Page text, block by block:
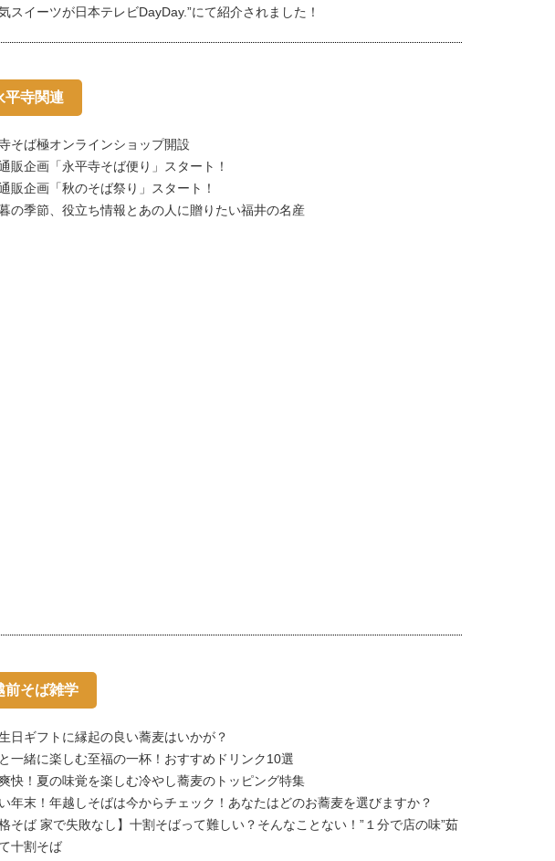
スイーツが日本テレビDayDay.”にて紹介されました！
平寺関連
そば極オンラインショップ開設
販企画「永平寺そば便り」スタート！
販企画「秋のそば祭り」スタート！
の季節、役立ち情報とあの人に贈りたい福井の名産
前そば雑学
日ギフトに縁起の良い蕎麦はいかが？
一緒に楽しむ至福の一杯！おすすめドリンク10選
快！夏の味覚を楽しむ冷やし蕎麦のトッピング特集
年末！年越しそばは今からチェック！あなたはどのお蕎麦を選びますか？
格そば 家で失敗なし】十割そばって難しい？そんなことない！”１分で店の味”茹
十割そば